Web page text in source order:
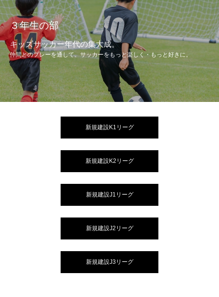
３年生の部
キッズサッカー年代の集大成。
仲間とのプレーを通して、サッカーをもっと楽しく・もっと好きに。
新規建設K1リーグ
新規建設K2リーグ
新規建設J1リーグ
新規建設J2リーグ
新規建設J3リーグ